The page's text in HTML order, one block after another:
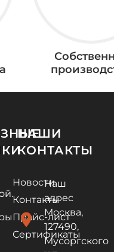
Новости
Контакты
Прайс-лист
Сертификаты
НАШИ
КОНТАКТЫ
location_on
Наш
адрес
Москва,
127490,
Мусоргского